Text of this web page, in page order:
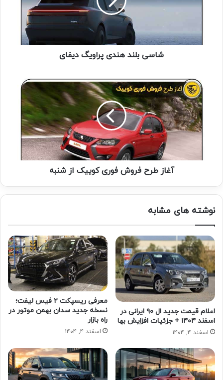
شاسی بلند هندی پراویگ دیفای
آغاز طرح فروش فوری کوییک از شنبه
نوشته های مشابه
اعلام قیمت جدید ال ۹۰ ایرانی در
اسفند ۱۴۰۴ + جزئیات افزایش بها
اسفند ۴, ۱۴۰۴
معرفی ریسپکت ۲ فیس لیفت؛
نسخه جدید سدان بهمن موتور در
راه بازار
اسفند ۴, ۱۴۰۴